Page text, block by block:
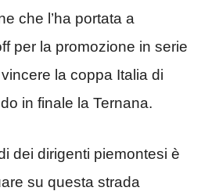
che l’ha portata a
per la promozione in serie
la coppa Italia di
in finale la Ternana.
dei dirigenti piemontesi è
su questa strada